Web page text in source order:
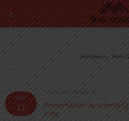
Marqueurs › Team
MAR
11
11 MARS 2020 • PAR NADIA JAS
Présentation de la tente
easy